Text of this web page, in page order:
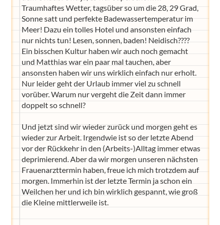
Traumhaftes Wetter, tagsüber so um die 28, 29 Grad,
Sonne satt und perfekte Badewassertemperatur im
Meer! Dazu ein tolles Hotel und ansonsten einfach
nur nichts tun! Lesen, sonnen, baden! Neidisch????
Ein bisschen Kultur haben wir auch noch gemacht
und Matthias war ein paar mal tauchen, aber
ansonsten haben wir uns wirklich einfach nur erholt.
Nur leider geht der Urlaub immer viel zu schnell
vorüber. Warum nur vergeht die Zeit dann immer
doppelt so schnell?
Und jetzt sind wir wieder zurück und morgen geht es
wieder zur Arbeit. Irgendwie ist so der letzte Abend
vor der Rückkehr in den (Arbeits-)Alltag immer etwas
deprimierend. Aber da wir morgen unseren nächsten
Frauenarzttermin haben, freue ich mich trotzdem auf
morgen. Immerhin ist der letzte Termin ja schon ein
Weilchen her und ich bin wirklich gespannt, wie groß
die Kleine mittlerweile ist.